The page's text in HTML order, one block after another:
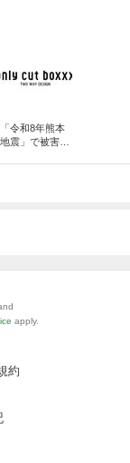
「令和8年熊本
地震」で被害に
apply.
約